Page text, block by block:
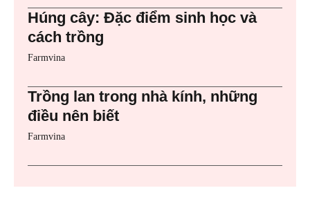
Húng cây: Đặc điểm sinh học và
cách trồng
Farmvina
Trồng lan trong nhà kính, những
điều nên biết
Farmvina